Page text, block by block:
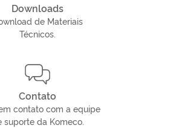
Downloads
de Materiais
Técnicos.
Contato
contato com a equipe
suporte da Komeco.